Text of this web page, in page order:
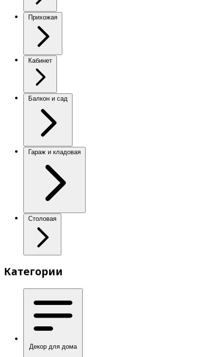
Прихожая
Кабинет
Балкон и сад
Гараж и кладовая
Столовая
Категории
Декор для дома